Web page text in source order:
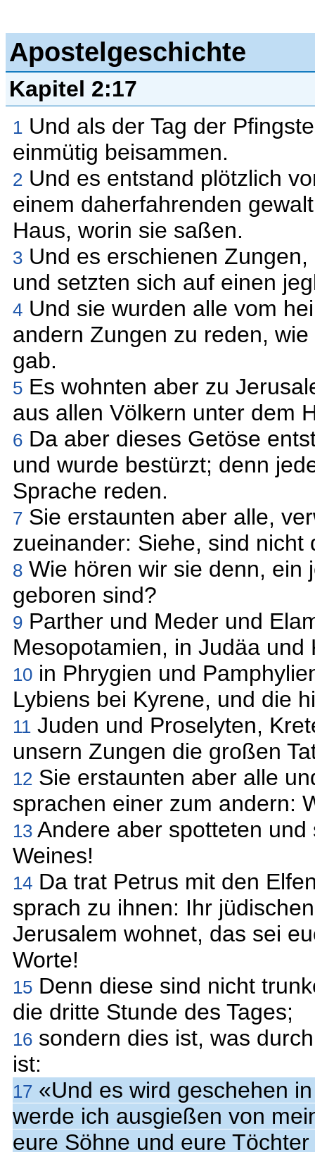
Apostelgeschichte
Kapitel 2:17
1 Und als der Tag der
einmütig beisammen.
2 Und es entstand plötzlich
einem daherfahrenden
Haus, worin sie saßen.
3 Und es erschienen
und setzten sich auf einen
4 Und sie wurden alle vom
andern Zungen zu reden,
gab.
5 Es wohnten aber zu
aus allen Völkern unter dem
6 Da aber dieses Getöse
und wurde bestürzt; denn
Sprache reden.
7 Sie erstaunten aber alle,
zueinander: Siehe, sind
8 Wie hören wir sie denn, ein
geboren sind?
9 Parther und Meder und
Mesopotamien, in Judäa
10 in Phrygien und
Lybiens bei Kyrene, und die
11 Juden und Proselyten,
unsern Zungen die großen
12 Sie erstaunten aber alle
sprachen einer zum andern:
13 Andere aber spotteten
Weines!
14 Da trat Petrus mit den
sprach zu ihnen: Ihr
Jerusalem wohnet, das sei
Worte!
15 Denn diese sind nicht
die dritte Stunde des Tages;
16 sondern dies ist, was
ist:
17 «Und es wird geschehen
werde ich ausgießen von
eure Söhne und eure